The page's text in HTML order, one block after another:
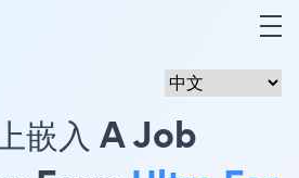
嵌入 A Job